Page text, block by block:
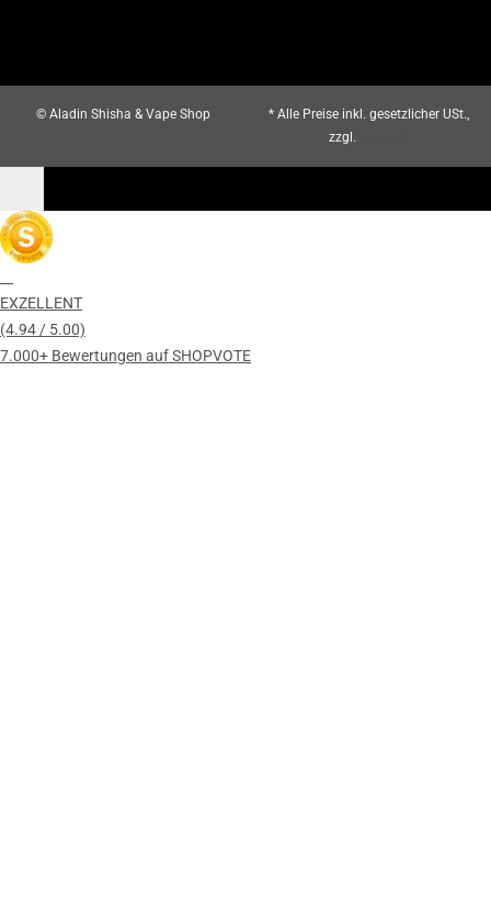
© Aladin Shisha & Vape Shop
* Alle Preise inkl. gesetzlicher USt.,
zzgl.
EXZELLENT
(4.94 / 5.00)
7.000+ Bewertungen auf SHOPVOTE